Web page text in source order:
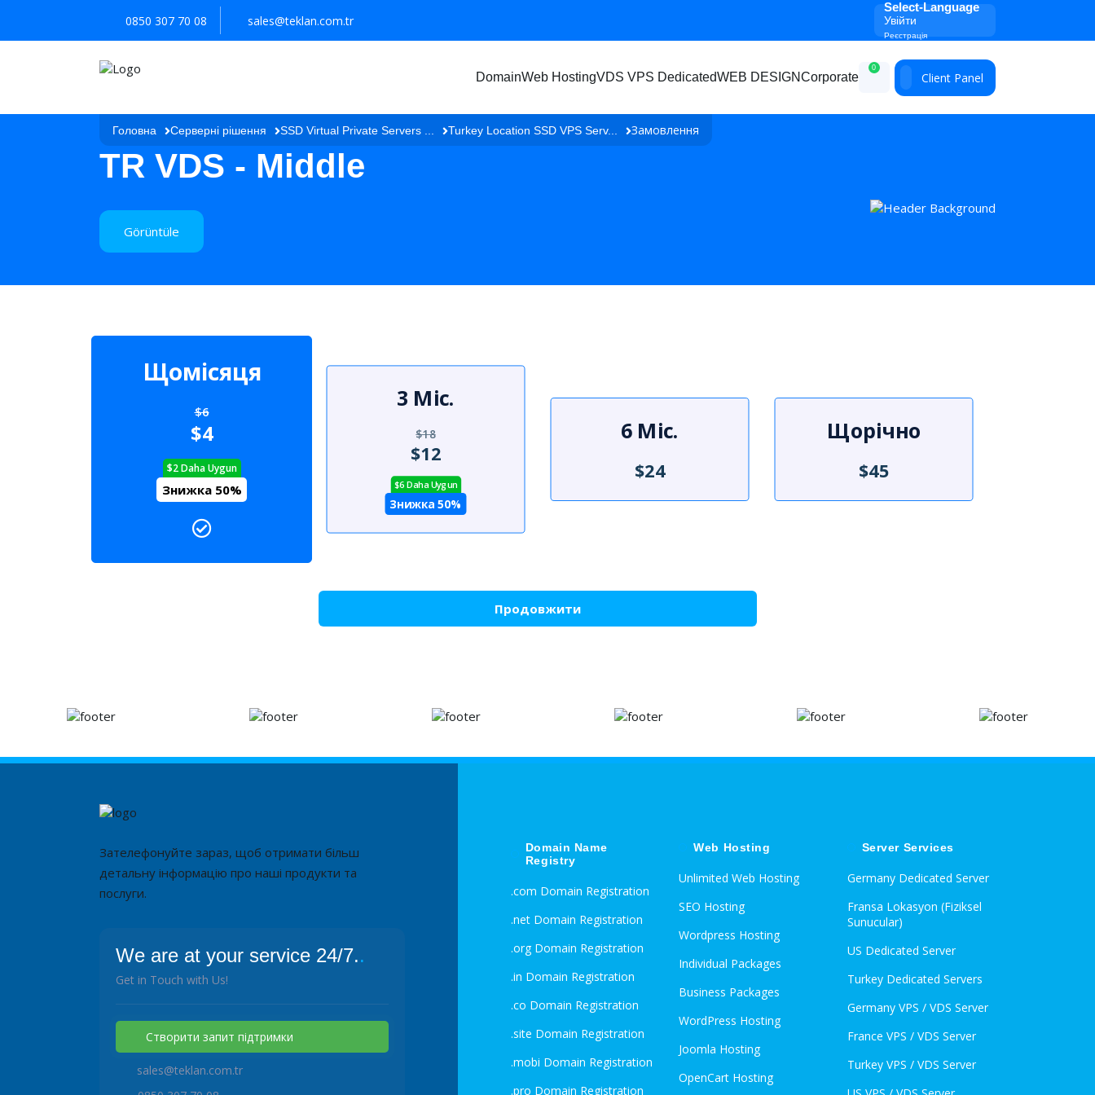
0850 307 70 08 sales@teklan.com.tr
Select-Language
Увійти
Реєстрація
DomainWeb HostingVDS VPS DedicatedWEB DESIGNCorporate
0
Client Panel
Головна Серверні рішення SSD Virtual Private Servers ... Turkey Location SSD VPS Serv... Замовлення
TR VDS - Middle
Görüntüle
Щомісяця
$6
$4
$2 Daha Uygun
Знижка 50%
3 Міс.
$18
$12
$6 Daha Uygun
Знижка 50%
6 Міс.
$24
Щорічно
$45
Продовжити
Зателефонуйте зараз, щоб отримати більш
детальну інформацію про наші продукти та
послуги.
We are at your service 24/7..
Get in Touch with Us!
Створити запит підтримки
sales@teklan.com.tr
Domain Name
Registry
.com Domain Registration
.net Domain Registration
.org Domain Registration
.in Domain Registration
.co Domain Registration
.site Domain Registration
.mobi Domain Registration
.pro Domain Registration
Web Hosting
Unlimited Web Hosting
SEO Hosting
Wordpress Hosting
Individual Packages
Business Packages
WordPress Hosting
Joomla Hosting
OpenCart Hosting
Server Services
Germany Dedicated Server
Fransa Lokasyon (Fiziksel
Sunucular)
US Dedicated Server
Turkey Dedicated Servers
Germany VPS / VDS Server
France VPS / VDS Server
Turkey VPS / VDS Server